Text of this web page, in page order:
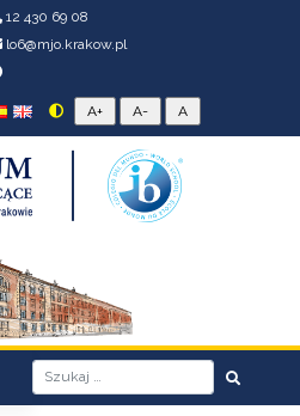
12 430 69 08
lo6@mjo.krakow.pl